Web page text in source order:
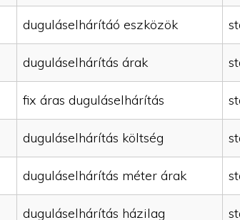
duguláselhárítáó eszközök
duguláselhárítás árak
fix áras duguláselhárítás
duguláselhárítás költség
duguláselhárítás méter árak
duguláselhárítás házilag